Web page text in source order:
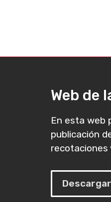
Web de
En esta web
publicación
recotaciones